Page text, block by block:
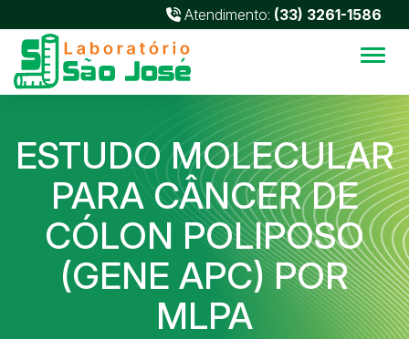
Atendimento: (33) 3261-1586
ESTUDO MOLECULAR
PARA CÂNCER DE
CÓLON POLIPOSO
(GENE APC) POR
MLPA